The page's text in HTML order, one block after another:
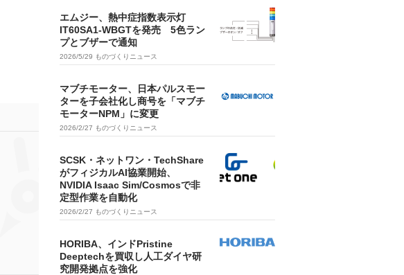
エムジー、熱中症指数表示灯
IT60SA1-WBGTを発売 5色ラン
プとブザーで通知
2026/5/29 ものづくりニュース
マブチモーター、日本パルスモー
ターを子会社化し商号を「マブチ
モーターNPM」に変更
2026/2/27 ものづくりニュース
SCSK・ネットワン・TechShare
がフィジカルAI協業開始、
NVIDIA Isaac Sim/Cosmosで非
定型作業を自動化
2026/2/27 ものづくりニュース
HORIBA、インドPristine
Deeptechを買収し人工ダイヤ研
究開発拠点を強化